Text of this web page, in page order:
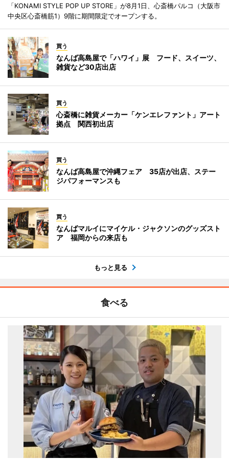
「KONAMI STYLE POP UP STORE」が8月1日、心斎橋パルコ（大阪市
中央区心斎橋筋1）9階に期間限定でオープンする。
買う
なんば高島屋で「ハワイ」展 フード、スイーツ、
雑貨など30店出店
買う
心斎橋に雑貨メーカー「ケンエレファント」アート
拠点 関西初出店
買う
なんば高島屋で沖縄フェア 35店が出店、ステー
ジパフォーマンスも
買う
なんばマルイにマイケル・ジャクソンのグッズスト
ア 福岡からの来店も
もっと見る
食べる